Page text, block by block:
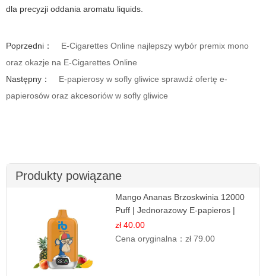
dla precyzji oddania aromatu liquids.
Poprzedni：
E-Cigarettes Online najlepszy wybór premix mono
oraz okazje na E-Cigarettes Online
Następny：
E-papierosy w sofly gliwice sprawdź ofertę e-
papierosów oraz akcesoriów w sofly gliwice
Produkty powiązane
Mango Ananas Brzoskwinia 12000
Puff | Jednorazowy E-papieros |
Tropikalny Smak
zł 40.00
Cena oryginalna：zł 79.00